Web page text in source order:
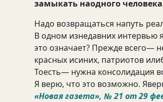
замыкать наодного
Надо возвращаться напуть
В одном изнедавних интервью
это означает? Прежде всего—
красных исиних, патриотов
Тоесть— нужна консолидация
Я верю, что это возможно.
«Новая газета», № 21 от 29